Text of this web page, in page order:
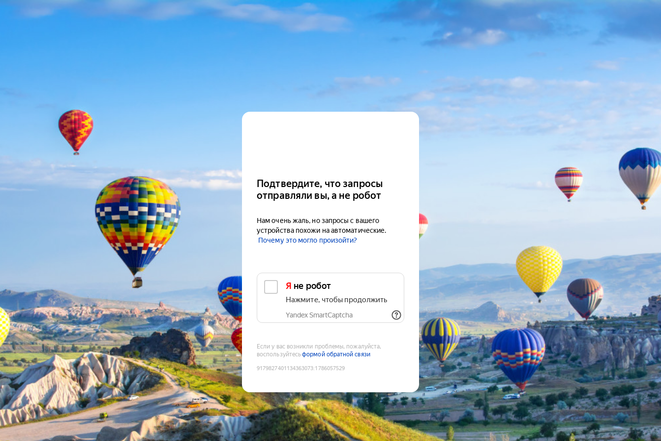
Подтвердите, что запросы
отправляли вы, а не робот
Нам очень жаль, но запросы с вашего
устройства похожи на автоматические.
Почему это могло произойти?
Я не робот
Нажмите, чтобы продолжить
Yandex SmartCaptcha
Если у вас возникли проблемы, пожалуйста,
воспользуйтесьформой обратной связи
9179827401134363073:1786057529